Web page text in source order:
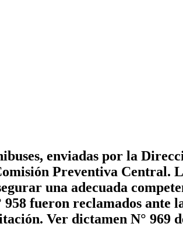
enviadas por la
Preventiva Central.
una adecuada
fueron reclamados ante
Ver dictamen N° 969